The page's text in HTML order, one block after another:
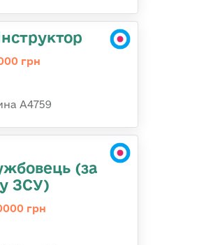
грн
А4759
(за
ЗСУ)
грн